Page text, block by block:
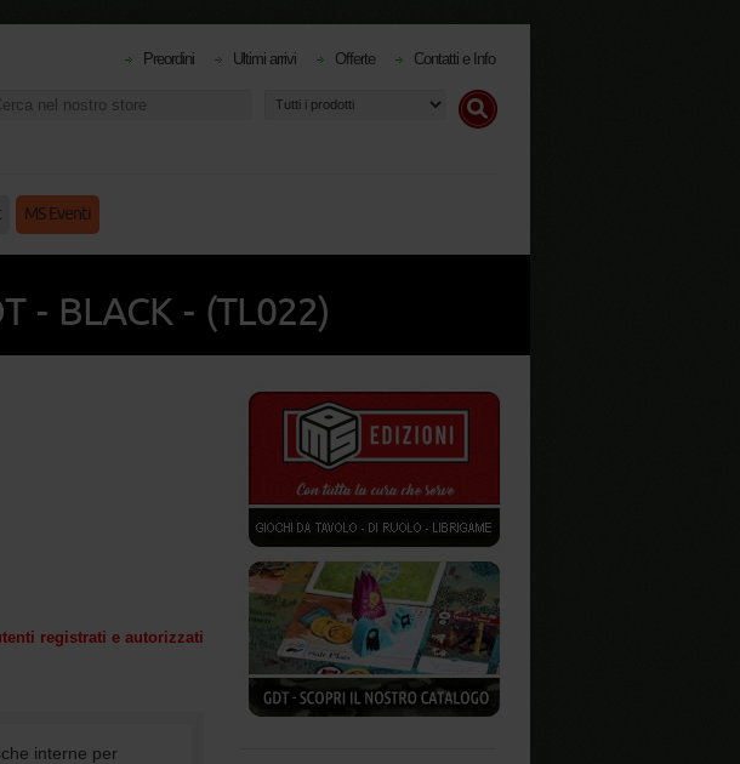
Preordini Ultimi arrivi Offerte Contatti e Info
MS Eventi
- BLACK - (TL022)
registrati e autorizzati
interne per